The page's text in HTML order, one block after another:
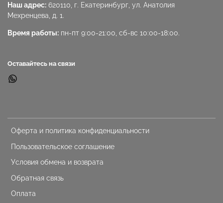
Оферта и политика конфиденциальности
Пользовательское соглашение
Условия обмена и возврата
Обратная связь
Оплата
Наш адрес: 620110, г. Екатеринбург, ул. Анатолия
Мехренцева, д. 1.
Время работы: пн-пт 9:00-21:00, сб-вс 10:00-18:00.
Оставайтесь на связи